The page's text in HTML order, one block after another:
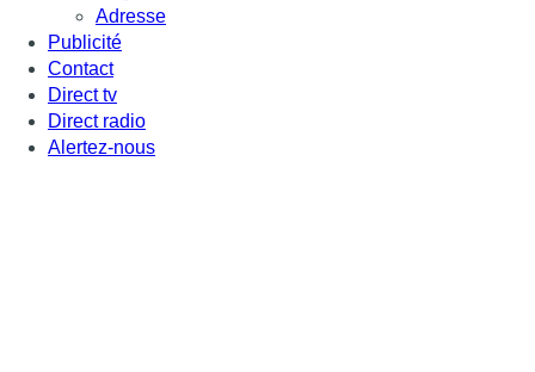
Adresse
Publicité
Contact
Direct tv
Direct radio
Alertez-nous